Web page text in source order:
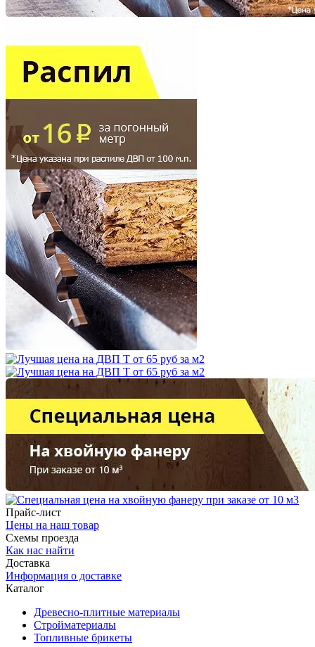
Прайс-лист
Цены на наш товар
Схемы проезда
Как нас найти
Доставка
Информация о доставке
Каталог
Древесно-плитные материалы
Стройматериалы
Топливные брикеты